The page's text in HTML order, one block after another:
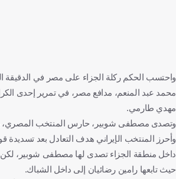
واحتسب الحكم ركلة الجزاء على مصر في الدقيقة
محمد عبد المنعم، مدافع مصر، في تمرير إحدى
مهدي طارمي.
وتصدى مصطفى شوبير، حارس المنتخب المصري،
وأحرز المنتخب الإيراني هدف التعادل بعد
داخل منطقة الجزاء تصدى لها مصطفى شوبير، لكن
حيث تابعها رامين رضائيان إلى داخل الشباك.